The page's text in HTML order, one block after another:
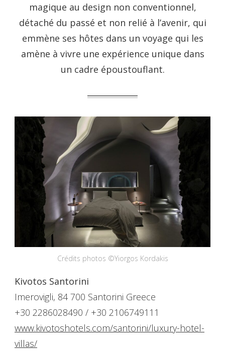
magique au design non conventionnel,
détaché du passé et non relié à l’avenir, qui
emmène ses hôtes dans un voyage qui les
amène à vivre une expérience unique dans
un cadre époustouflant.
Crédits photos ©Yiorgos Kordakis
Kivotos Santorini
Imerovigli, 84 700 Santorini Greece
+30 2286028490 / +30 2106749111
www.kivotoshotels.com/santorini/luxury-hotel-
villas/